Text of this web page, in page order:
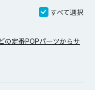
すべて選択
の定番POPパーツからサ